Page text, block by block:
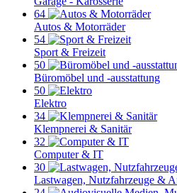
64
Autos & Motorräder
54
Sport & Freizeit
50
Büromöbel und -ausstattung
50
Elektro
34
Klempnerei & Sanitär
32
Computer & IT
30
Lastwagen, Nutzfahrzeuge &